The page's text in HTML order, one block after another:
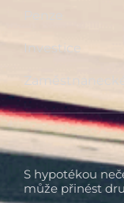
Investice
S hypotékou
může přinést